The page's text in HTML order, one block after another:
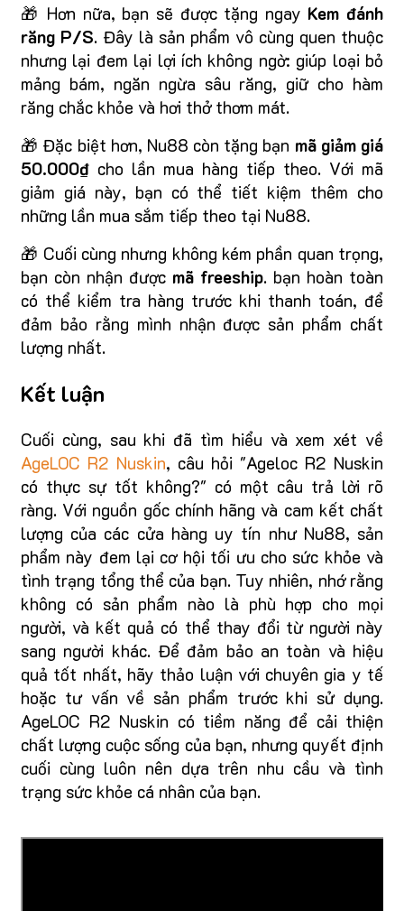
🎁 Hơn nữa, bạn sẽ được tặng ngay Kem đánh
răng P/S. Đây là sản phẩm vô cùng quen thuộc
nhưng lại đem lại lợi ích không ngờ: giúp loại bỏ
mảng bám, ngăn ngừa sâu răng, giữ cho hàm
răng chắc khỏe và hơi thở thơm mát.
🎁 Đặc biệt hơn, Nu88 còn tặng bạn mã giảm giá
50.000₫ cho lần mua hàng tiếp theo. Với mã
giảm giá này, bạn có thể tiết kiệm thêm cho
những lần mua sắm tiếp theo tại Nu88.
🎁 Cuối cùng nhưng không kém phần quan trọng,
bạn còn nhận được mã freeship. bạn hoàn toàn
có thể kiểm tra hàng trước khi thanh toán, để
đảm bảo rằng mình nhận được sản phẩm chất
lượng nhất.
Kết luận
Cuối cùng, sau khi đã tìm hiểu và xem xét về
AgeLOC R2 Nuskin, câu hỏi "Ageloc R2 Nuskin
có thực sự tốt không?" có một câu trả lời rõ
ràng. Với nguồn gốc chính hãng và cam kết chất
lượng của các cửa hàng uy tín như Nu88, sản
phẩm này đem lại cơ hội tối ưu cho sức khỏe và
tình trạng tổng thể của bạn. Tuy nhiên, nhớ rằng
không có sản phẩm nào là phù hợp cho mọi
người, và kết quả có thể thay đổi từ người này
sang người khác. Để đảm bảo an toàn và hiệu
quả tốt nhất, hãy thảo luận với chuyên gia y tế
hoặc tư vấn về sản phẩm trước khi sử dụng.
AgeLOC R2 Nuskin có tiềm năng để cải thiện
chất lượng cuộc sống của bạn, nhưng quyết định
cuối cùng luôn nên dựa trên nhu cầu và tình
trạng sức khỏe cá nhân của bạn.